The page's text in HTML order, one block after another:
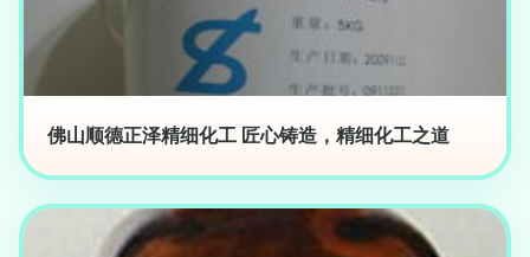
佛山顺德正泽精细化工 匠心铸造，精细化工之道